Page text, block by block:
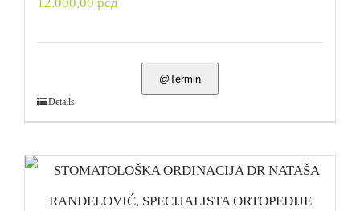
@Termin
Details